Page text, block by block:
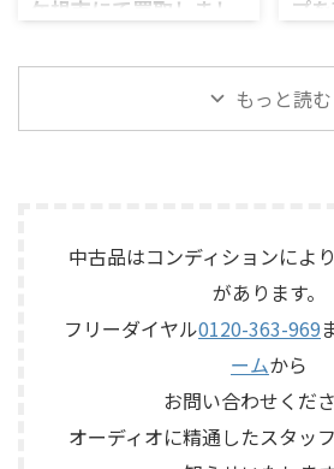
トロール、MMフォノ入力、バ
がら査定いたしました。 買取
商品：McIntosh C712 メーカ
S7R
PR15
LE85
ン、
ケ根市にて買取しまし
伴いKORGのテープエコー
「SE-500 Stage Echo」を出張
ご家族様より「価値があるも
前に見てほしい」とご相談い
ただいたものです。 KORG SE-
ログエコーならではの揺らぎ
や質感を楽しめる機材です。査
定では、通電状態、音出し、
テープ走行、録音・再生ヘッ
プ
のコ
「
プの
替、
位相
ォノ
ード
接続
ョン
有無
もっと読む
中古品はコンディションによ
があります。
フリーダイヤル0120-363-969
ームから
お問い合わせくださ
オーディオに精通したスタッ